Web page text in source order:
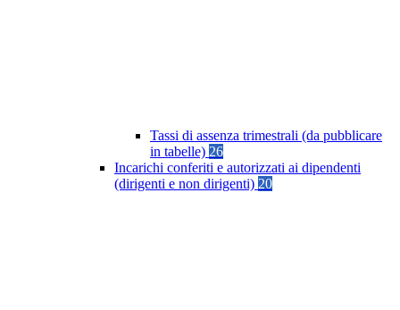
Tassi di assenza trimestrali (da pubblicare
in tabelle) 26
Incarichi conferiti e autorizzati ai dipendenti
(dirigenti e non dirigenti) 20